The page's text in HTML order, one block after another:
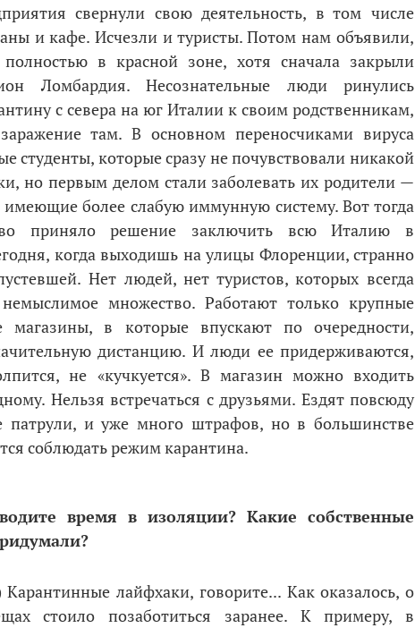
свернули свою деятельность, в том числе
и кафе. Исчезли и туристы. Потом нам объявили,
в красной зоне, хотя сначала закрыли
Ломбардия. Несознательные люди ринулись
с севера на юг Италии к своим родственникам,
там. В основном переносчиками вируса
студенты, которые сразу не почувствовали никакой
но первым делом стали заболевать их родители —
более слабую иммунную систему. Вот тогда
приняло решение заключить всю Италию в
когда выходишь на улицы Флоренции, странно
Нет людей, нет туристов, которых всегда
множество. Работают только крупные
магазины, в которые впускают по очередности,
дистанцию. И люди ее придерживаются,
не «кучкуется». В магазин можно входить
Нельзя встречаться с друзьями. Ездят повсюду
патрули, и уже много штрафов, но в большинстве
соблюдать режим карантина.
время в изоляции? Какие собственные
лайфхаки, говорите... Как оказалось, о
стоило позаботиться заранее. К примеру, в